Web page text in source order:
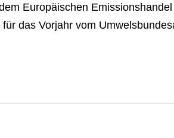
Eu­ro­päi­schen
das Vorjahr vom